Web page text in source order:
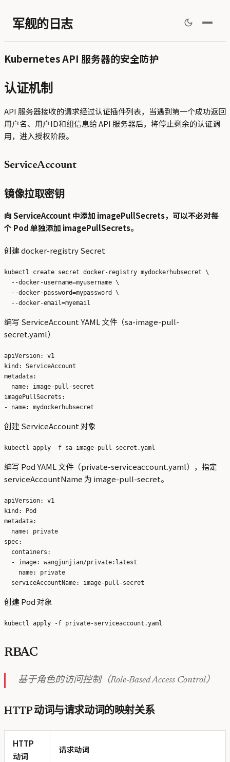
军舰的日志
Kubernetes API 服务器的安全防护
认证机制
API 服务器接收的请求经过认证插件列表，当遇到第一个成功返回
用户名、用户ID和组信息给 API 服务器后，将停止剩余的认证调
用，进入授权阶段。
ServiceAccount
镜像拉取密钥
向 ServiceAccount 中添加 imagePullSecrets，可以不必对每
个 Pod 单独添加 imagePullSecrets。
创建 docker-registry Secret
kubectl create secret docker-registry mydockerhubsecret \
  --docker-username=myusername \
  --docker-password=mypassword \
编写 ServiceAccount YAML 文件（sa-image-pull-
secret.yaml）
apiVersion: v1
kind: ServiceAccount
metadata:
  name: image-pull-secret
imagePullSecrets:
创建 ServiceAccount 对象
编写 Pod YAML 文件（private-serviceaccount.yaml），指定
serviceAccountName 为 image-pull-secret。
apiVersion: v1
kind: Pod
metadata:
  name: private
spec:
  containers:
  - image: wangjunjian/private:latest
    name: private
创建 Pod 对象
RBAC
基于角色的访问控制（Role-Based Access Control）
HTTP 动词与请求动词的映射关系
HTTP
动词
请求动词